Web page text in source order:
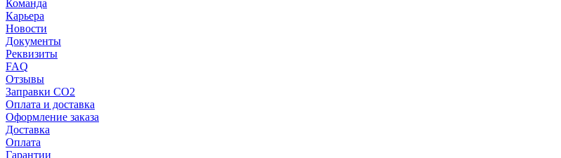
Команда
Карьера
Новости
Документы
Реквизиты
FAQ
Отзывы
Заправки CO2
Оплата и доставка
Оформление заказа
Доставка
Оплата
Гарантии